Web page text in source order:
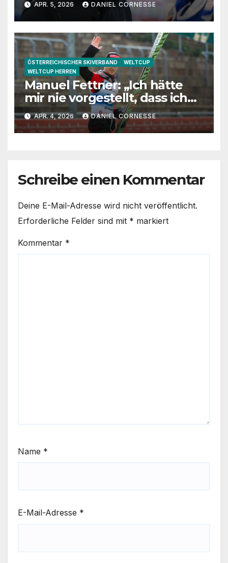
Jugendtrainerin“
APR. 5, 2026 DANIEL CORNESSE
ÖSTERREICHISCHER SKIVERBAND
WELTCUP
WELTCUP HERREN
Manuel Fettner: „Ich hätte
mir nie vorgestellt, dass ich
so lange springe“
APR. 4, 2026 DANIEL CORNESSE
Schreibe einen Kommentar
Deine E-Mail-Adresse wird nicht veröffentlicht.
Erforderliche Felder sind mit * markiert
Kommentar *
Name *
E-Mail-Adresse *